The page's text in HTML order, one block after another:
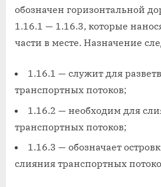
обозначен горизонтальной
1.16.1 — 1.16.3, которые
части в месте. Назначение
1.16.1 — служит для
транспортных потоков;
1.16.2 — необходим для
транспортных потоков;
1.16.3 — обозначает
слияния транспортных